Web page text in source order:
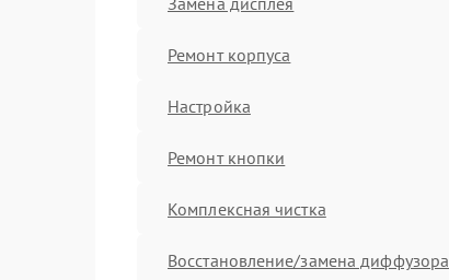
Ремонт корпуса
Настройка
Ремонт кнопки
Комплексная чистка
Восстановление/замена диффузора